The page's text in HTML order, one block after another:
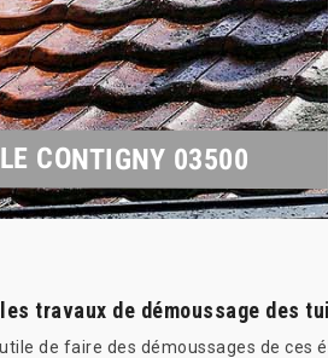
CONTIGNY 03500
travaux de démoussage des
de faire des démoussages de ces